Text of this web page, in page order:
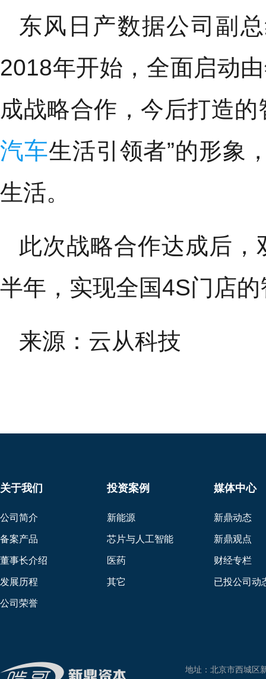
东风日产数据公司副
2018年开始，全面启动
成战略合作，今后打造
汽车生活引领者”的形象
生活。
此次战略合作达成后
半年，实现全国4S门店
来源：云从科技
关于我们
公司简介
备案产品
董事长介绍
发展历程
公司荣誉
投资案例
新能源
芯片与人工智能
医药
其它
媒体中心
新鼎动态
新鼎观点
财经专栏
已投公司动
地址：北京市西城区